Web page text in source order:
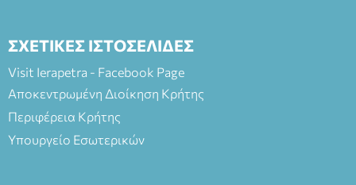
ΣΧΕΤΙΚΕΣ ΙΣΤΟΣΕΛΙΔΕΣ
Visit Ierapetra - Facebook Page
Αποκεντρωμένη Διοίκηση Κρήτης
Περιφέρεια Κρήτης
Υπουργείο Εσωτερικών